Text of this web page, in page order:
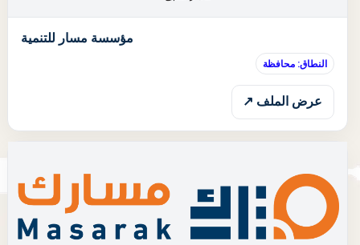
مؤسسة مسار للتنمية
النطاق: محافظة
عرض الملف ↗